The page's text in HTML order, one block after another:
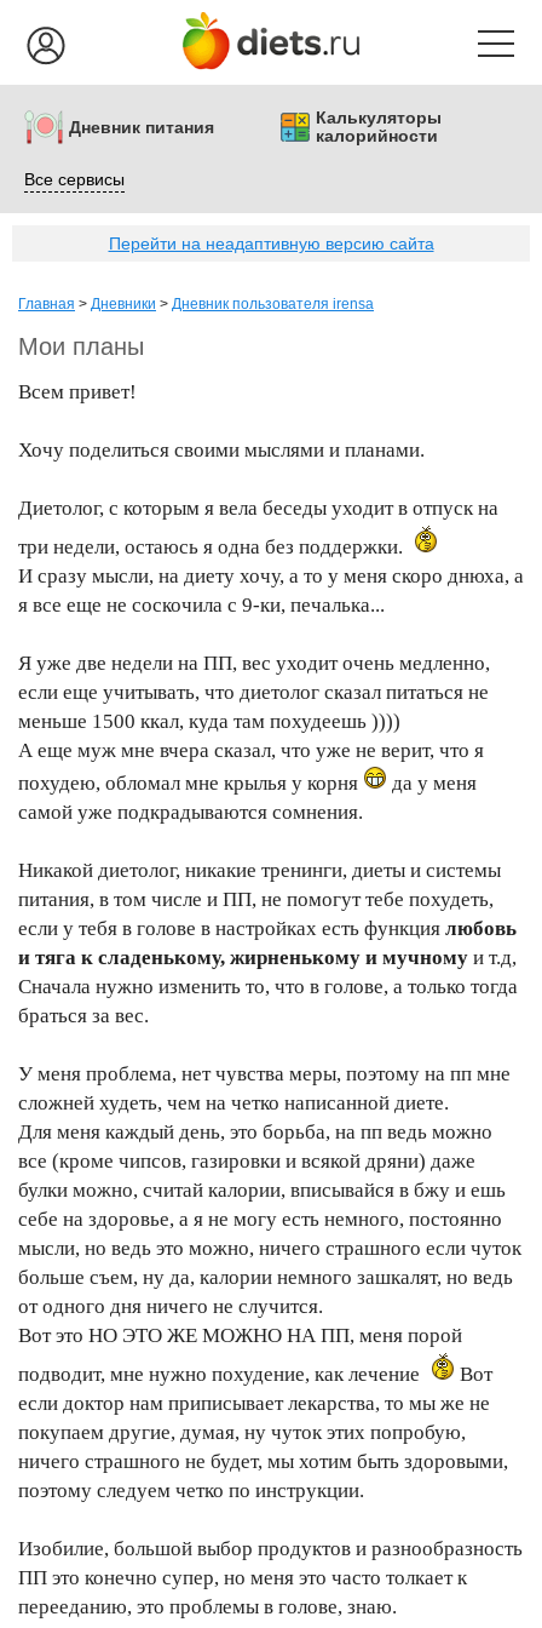
Дневник питания
Калькуляторы
калорийности
Все сервисы
Перейти на неадаптивную версию сайта
Главная > Дневники > Дневник пользователя irensa
Мои планы
Всем привет!
Хочу поделиться своими мыслями и планами.
Диетолог, с которым я вела беседы уходит в отпуск на
три недели, остаюсь я одна без поддержки.
И сразу мысли, на диету хочу, а то у меня скоро днюха, а
я все еще не соскочила с 9-ки, печалька...
Я уже две недели на ПП, вес уходит очень медленно,
если еще учитывать, что диетолог сказал питаться не
меньше 1500 ккал, куда там похудеешь ))))
А еще муж мне вчера сказал, что уже не верит, что я
похудею, обломал мне крылья у корня
да у меня
самой уже подкрадываются сомнения.
Никакой диетолог, никакие тренинги, диеты и системы
питания, в том числе и ПП, не помогут тебе похудеть,
если у тебя в голове в настройках есть функция любовь
и тяга к сладенькому, жирненькому и мучному и т.д,
Сначала нужно изменить то, что в голове, а только тогда
браться за вес.
У меня проблема, нет чувства меры, поэтому на пп мне
сложней худеть, чем на четко написанной диете.
Для меня каждый день, это борьба, на пп ведь можно
все (кроме чипсов, газировки и всякой дряни) даже
булки можно, считай калории, вписывайся в бжу и ешь
себе на здоровье, а я не могу есть немного, постоянно
мысли, но ведь это можно, ничего страшного если чуток
больше съем, ну да, калории немного зашкалят, но ведь
от одного дня ничего не случится.
Вот это НО ЭТО ЖЕ МОЖНО НА ПП, меня порой
подводит, мне нужно похудение, как лечение
Вот
если доктор нам приписывает лекарства, то мы же не
покупаем другие, думая, ну чуток этих попробую,
ничего страшного не будет, мы хотим быть здоровыми,
поэтому следуем четко по инструкции.
Изобилие, большой выбор продуктов и разнообразность
ПП это конечно супер, но меня это часто толкает к
перееданию, это проблемы в голове, знаю.